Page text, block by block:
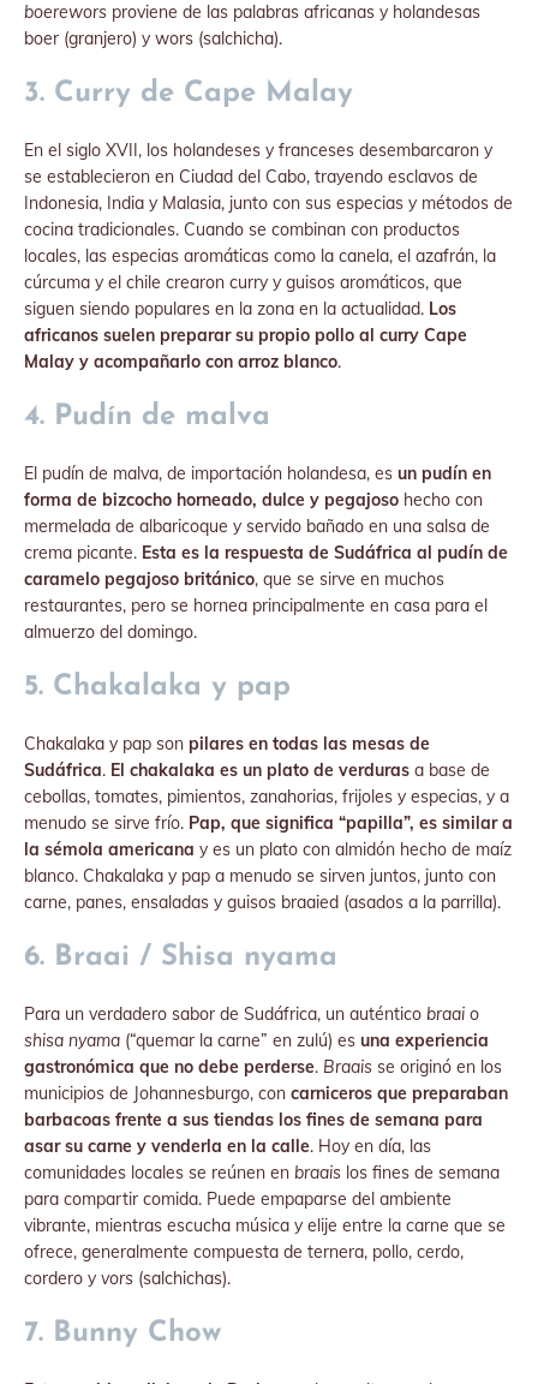
boerewors proviene de las palabras africanas y holandesas
boer (granjero) y wors (salchicha).
3. Curry de Cape Malay
En el siglo XVII, los holandeses y franceses desembarcaron y
se establecieron en Ciudad del Cabo, trayendo esclavos de
Indonesia, India y Malasia, junto con sus especias y métodos de
cocina tradicionales. Cuando se combinan con productos
locales, las especias aromáticas como la canela, el azafrán, la
cúrcuma y el chile crearon curry y guisos aromáticos, que
siguen siendo populares en la zona en la actualidad. Los
africanos suelen preparar su propio pollo al curry Cape
Malay y acompañarlo con arroz blanco.
4. Pudín de malva
El pudín de malva, de importación holandesa, es un pudín en
forma de bizcocho horneado, dulce y pegajoso hecho con
mermelada de albaricoque y servido bañado en una salsa de
crema picante. Esta es la respuesta de Sudáfrica al pudín de
caramelo pegajoso británico, que se sirve en muchos
restaurantes, pero se hornea principalmente en casa para el
almuerzo del domingo.
5. Chakalaka y pap
Chakalaka y pap son pilares en todas las mesas de
Sudáfrica. El chakalaka es un plato de verduras a base de
cebollas, tomates, pimientos, zanahorias, frijoles y especias, y a
menudo se sirve frío. Pap, que significa “papilla”, es similar a
la sémola americana y es un plato con almidón hecho de maíz
blanco. Chakalaka y pap a menudo se sirven juntos, junto con
carne, panes, ensaladas y guisos braaied (asados ​​a la parrilla).
6. Braai / Shisa nyama
Para un verdadero sabor de Sudáfrica, un auténtico braai o
shisa nyama (“quemar la carne” en zulú) es una experiencia
gastronómica que no debe perderse. Braais se originó en los
municipios de Johannesburgo, con carniceros que preparaban
barbacoas frente a sus tiendas los fines de semana para
asar su carne y venderla en la calle. Hoy en día, las
comunidades locales se reúnen en braais los fines de semana
para compartir comida. Puede empaparse del ambiente
vibrante, mientras escucha música y elije entre la carne que se
ofrece, generalmente compuesta de ternera, pollo, cerdo,
cordero y vors (salchichas).
7. Bunny Chow